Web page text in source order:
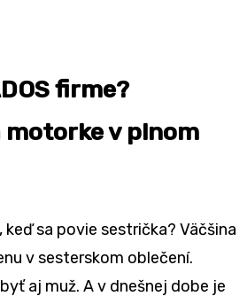
firme?
v plnom
sa povie sestrička? Väčšina
v sesterskom oblečení.
aj muž. A v dnešnej dobe je